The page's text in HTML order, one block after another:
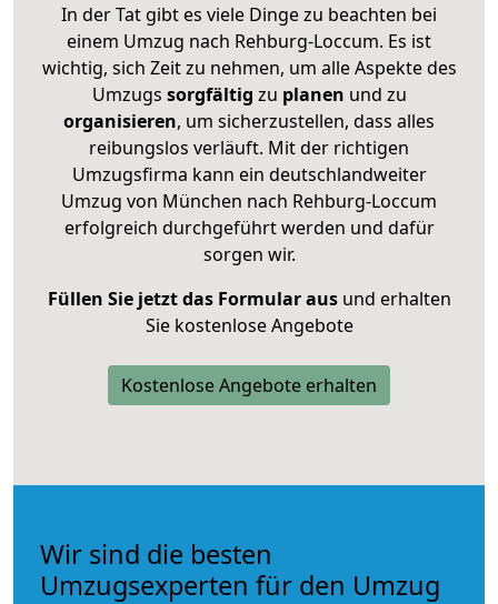
In der Tat gibt es viele Dinge zu beachten bei
einem Umzug nach Rehburg-Loccum. Es ist
wichtig, sich Zeit zu nehmen, um alle Aspekte des
Umzugs sorgfältig zu planen und zu
organisieren, um sicherzustellen, dass alles
reibungslos verläuft. Mit der richtigen
Umzugsfirma kann ein deutschlandweiter
Umzug von München nach Rehburg-Loccum
erfolgreich durchgeführt werden und dafür
sorgen wir.
Füllen Sie jetzt das Formular ausund erhalten
Sie kostenlose Angebote
Kostenlose Angebote erhalten
Wir sind die besten
Umzugsexperten für den Umzug